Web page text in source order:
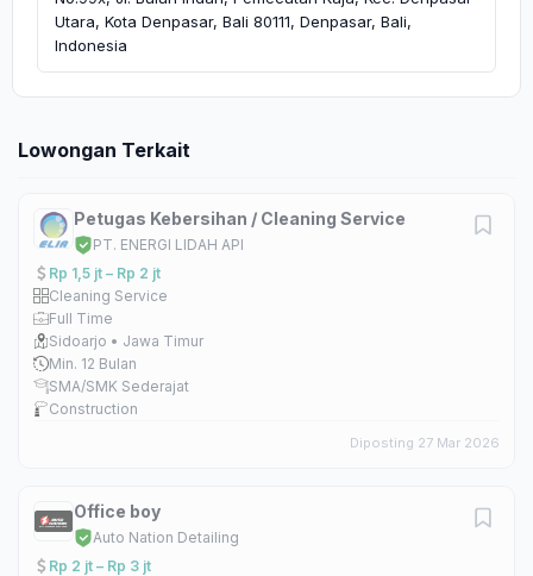
Utara, Kota Denpasar, Bali 80111, Denpasar, Bali,
Indonesia
Lowongan Terkait
Petugas Kebersihan / Cleaning Service
PT. ENERGI LIDAH API
Rp 1,5 jt – Rp 2 jt
Cleaning Service
Full Time
Sidoarjo • Jawa Timur
Min. 12 Bulan
SMA/SMK Sederajat
Construction
Diposting 27 Mar 2026
Office boy
Auto Nation Detailing
Rp 2 jt – Rp 3 jt